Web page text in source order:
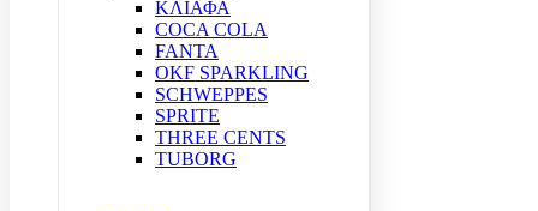
ΚΛΙΑΦΑ
COCA COLA
FANTA
OKF SPARKLING
SCHWEPPES
SPRITE
THREE CENTS
TUBORG